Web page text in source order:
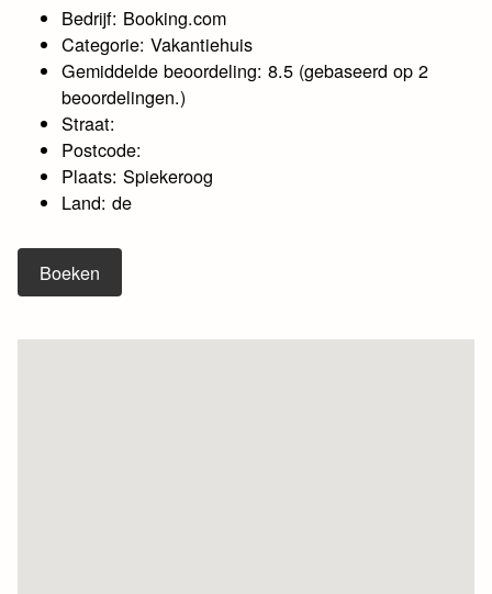
Bedrijf: Booking.com
Categorie: Vakantiehuis
Gemiddelde beoordeling: 8.5 (gebaseerd op 2
beoordelingen.)
Straat:
Postcode:
Plaats: Spiekeroog
Land: de
Boeken